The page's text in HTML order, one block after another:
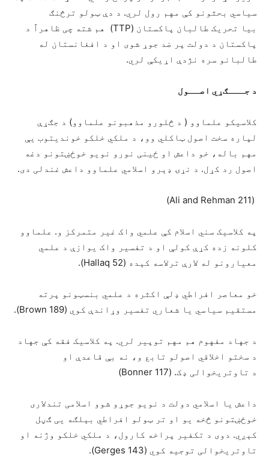
سیاسي بحثونو کې مهم رول لري. د دې ټولو ترڅنګ
بیا تحریک طالبان پاکستان (TTP) هم شته چی ظاهراً د
پاکستان د دولت پر ضد جوړ شوی او د افغانستان له
طالبانو سره نژدې اړیکې لري.
د جـــګړي اصــول
کلاسیکو علماوو ( د څلورو مذهبونو علماوو) د جګړې
لپاره سخت اصول ټاکلي وو، د ملکي خلکو خوندیتوب یې
مهم باله، خو داعش او ځینی نورو نویو خوځښتونو دغه
اصول رد کړل. د نړۍ ډېرو اسلامي علماوو داعش غندلی دی.
(Ali and Rehman 211)
په کلاسیک سني اسلام کې علمي واک غیر متمرکز و. علماوو
کلونه زده کړې کولې او د تفسیر واک یوازې د علمي
معیارونو له لارې ترلاسه کېده (Hallaq 52).
خو معاصر افراطي ډلې اکثره د علمي بنسټونو پرته
مستقیم سیاسي یا شعاري تفسیر وړاندې کوي (Brown 189).
د جهاد مفهوم هم مهم توپیر لري. په کلاسیک فقه کې جهاد
د سختو اخلاقي اصولو تابع و، نه بې قاعدې او
د تاوتریخوالی ډک. (Bonner 117)
داعش یا اسلامي دولت د نویو جوړو شوو اسلامی تندلاری
خوځښتونو څخه یو او تر ټولو افراطي بېلګه یی ګڼل
کېږي. دوی د تکفیر پراخه کارول، د ملکي خلکو وژنه او
تاوتریخوالی توجیه کوي (Gerges 143).